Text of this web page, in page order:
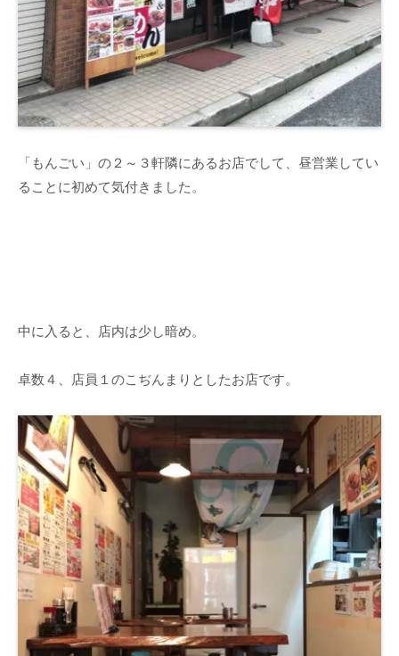
「もんごい」の２～３軒隣にあるお店でして、昼営業してい
ることに初めて気付きました。
中に入ると、店内は少し暗め。
卓数４、店員１のこぢんまりとしたお店です。